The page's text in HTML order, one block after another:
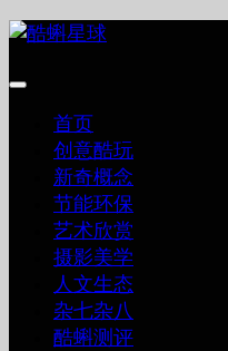
跳
内
首页
创意酷玩
新奇概念
节能环保
艺术欣赏
摄影美学
人文生态
杂七杂八
酷蝌测评